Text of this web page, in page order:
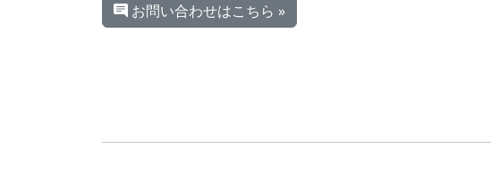
お問い合わせはこちら »